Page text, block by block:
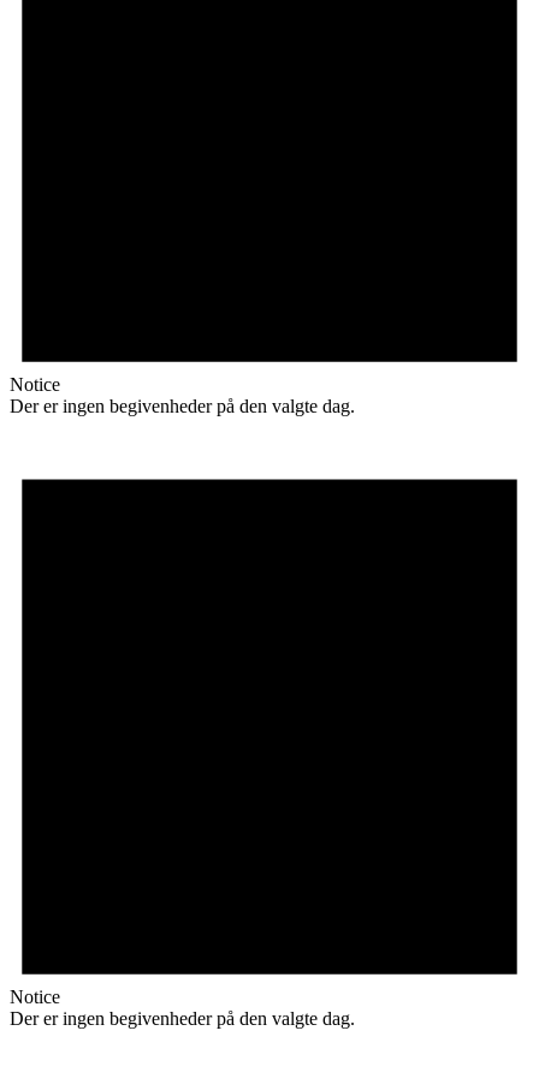
Notice
Der er ingen begivenheder på den valgte dag.
Notice
Der er ingen begivenheder på den valgte dag.